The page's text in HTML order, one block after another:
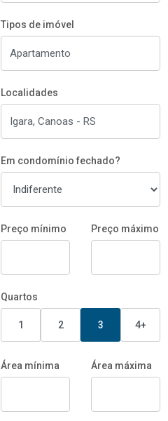
Tipos de imóvel
Localidades
Em condomínio fechado?
Preço mínimo Preço máximo
Quartos
1 2 3 4+
Área mínima Área máxima